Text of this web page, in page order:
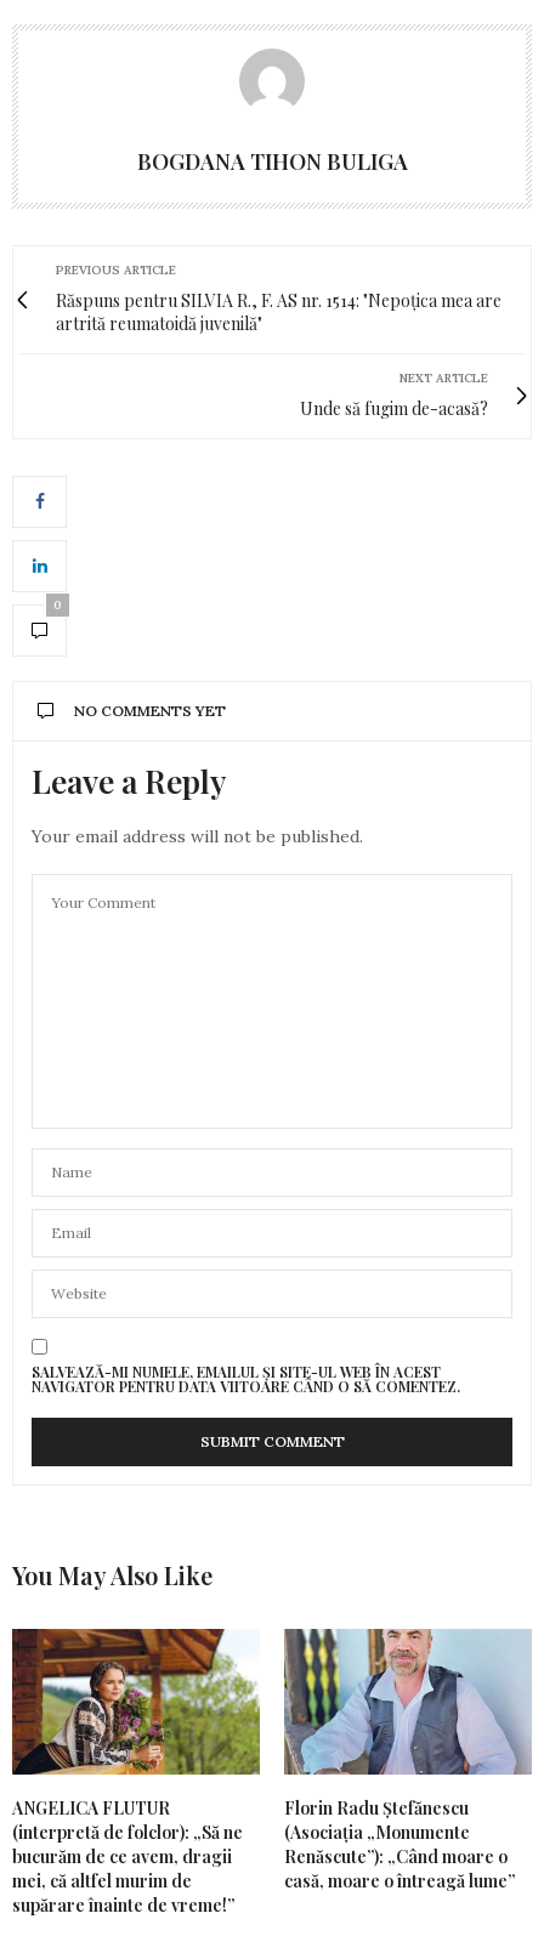
BOGDANA TIHON BULIGA
PREVIOUS ARTICLE
Răspuns pentru SILVIA R., F. AS nr. 1514: "Nepoţica mea are
artrită reumatoidă juvenilă"
NEXT ARTICLE
Unde să fugim de-acasă?
0
NO COMMENTS YET
Leave a Reply
Your email address will not be published.
SALVEAZĂ-MI NUMELE, EMAILUL ȘI SITE-UL WEB ÎN ACEST
NAVIGATOR PENTRU DATA VIITOARE CÂND O SĂ COMENTEZ.
You May Also Like
ANGELICA FLUTUR
(interpretă de folclor): „Să ne
bucurăm de ce avem, dragii
mei, că altfel murim de
supărare înainte de vreme!”
Florin Radu Ștefănescu
(Asociația „Monumente
Renăscute”): „Când moare o
casă, moare o întreagă lume”